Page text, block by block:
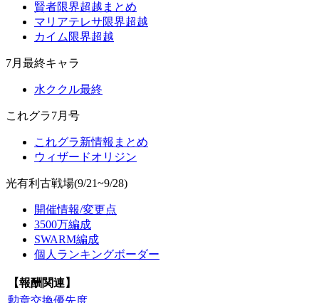
賢者限界超越まとめ
マリアテレサ限界超越
カイム限界超越
7月最終キャラ
水ククル最終
これグラ7月号
これグラ新情報まとめ
ウィザードオリジン
光有利古戦場(9/21~9/28)
開催情報/変更点
3500万編成
SWARM編成
個人ランキングボーダー
【報酬関連】
勲章交換優先度